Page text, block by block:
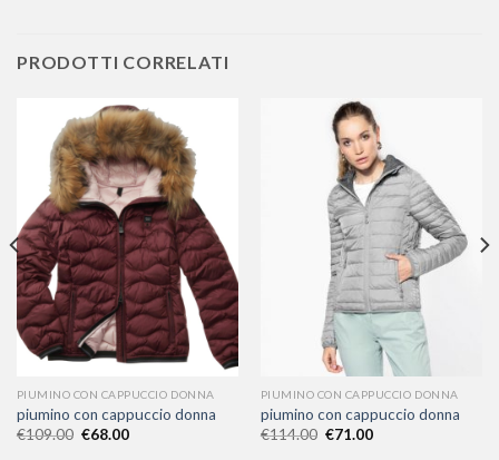
PRODOTTI CORRELATI
PIUMINO CON CAPPUCCIO DONNA
piumino con cappuccio donna
€109.00 €68.00
PIUMINO CON CAPPUCCIO DONNA
piumino con cappuccio donna
€114.00 €71.00